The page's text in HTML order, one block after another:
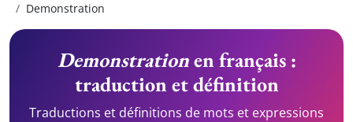
Demonstration
Demonstrationen français :
traduction et définition
Traductions et définitions de mots et expressions